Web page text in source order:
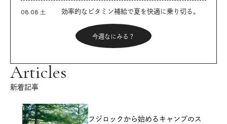
08.08 土 効率的なビタミン補給で夏を快適に乗り切る。
今週なにみる？
Articles
新着記事
フジロックから始めるキャンプのス